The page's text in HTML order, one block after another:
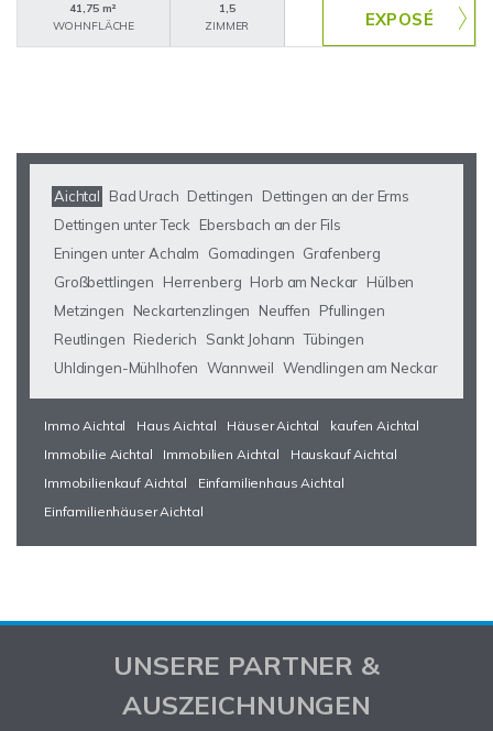
41,75 m²
WOHNFLÄCHE
1,5
ZIMMER
Aichtal Bad Urach Dettingen
Dettingen an der Erms
Dettingen unter Teck
Ebersbach an der Fils
Eningen unter Achalm
Gomadingen Grafenberg
Großbettlingen
Herrenberg Horb am Neckar Hülben
Metzingen
Neckartenzlingen Neuffen
Pfullingen
Reutlingen Riederich Sankt Johann Tübingen
Uhldingen-Mühlhofen Wannweil Wendlingen am Neckar
Immo Aichtal Haus Aichtal Häuser Aichtal
kaufen Aichtal
Immobilie Aichtal
Immobilien Aichtal
Hauskauf Aichtal
Immobilienkauf Aichtal
Einfamilienhaus Aichtal
Einfamilienhäuser Aichtal
UNSERE PARTNER &
AUSZEICHNUNGEN